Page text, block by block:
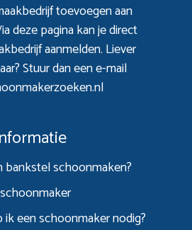
toevoegen aan
deze paginakan je direct
aanmelden. Liever
Stuur dan een e-mail
bankstel schoonmaken?
een schoonmaker nodig?